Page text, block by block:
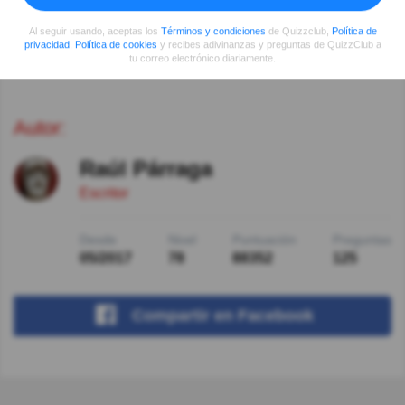
Ver más comentarios
Autor:
Raúl Párraga
Escritor
05/2017 78 88352
Compartir en Facebook
Al seguir usando, aceptas los Términos y condiciones de Quizzclub, Política de
privacidad, Política de cookies y recibes adivinanzas y preguntas de QuizzClub a
tu correo electrónico diariamente.